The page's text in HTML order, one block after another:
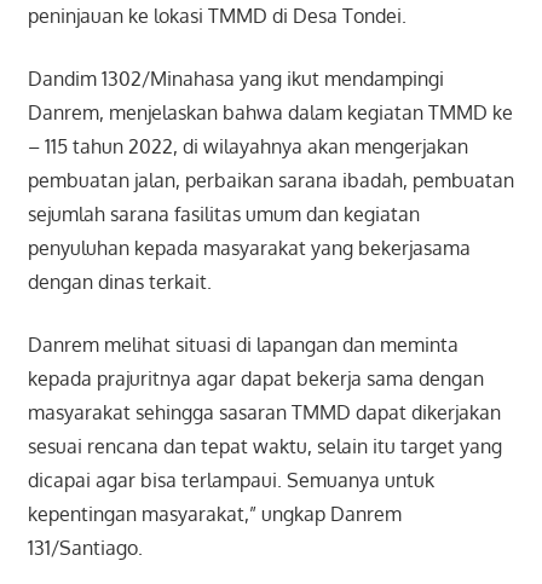
peninjauan ke lokasi TMMD di Desa Tondei.
Dandim 1302/Minahasa yang ikut mendampingi
Danrem, menjelaskan bahwa dalam kegiatan TMMD ke
– 115 tahun 2022, di wilayahnya akan mengerjakan
pembuatan jalan, perbaikan sarana ibadah, pembuatan
sejumlah sarana fasilitas umum dan kegiatan
penyuluhan kepada masyarakat yang bekerjasama
dengan dinas terkait.
Danrem melihat situasi di lapangan dan meminta
kepada prajuritnya agar dapat bekerja sama dengan
masyarakat sehingga sasaran TMMD dapat dikerjakan
sesuai rencana dan tepat waktu, selain itu target yang
dicapai agar bisa terlampaui. Semuanya untuk
kepentingan masyarakat,” ungkap Danrem
131/Santiago.